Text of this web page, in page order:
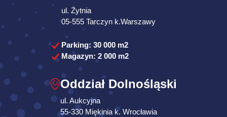
2019
współpracę z Pekao Leasing i Siemens
Finance. Zaczęliśmy aktywnie wspierać
fundację "Na Ratunek", dzięki czemu nasze
działania charytatywne zyskały na
znaczeniu.
ul. Żytnia
05-555 Tarczyn k.Warszawy
Parking: 30 000 m2
Magazyn: 2 000 m2
Oddział Dolnośląski
ul. Aukcyjna
55-330 Miękinia k. Wrocławia